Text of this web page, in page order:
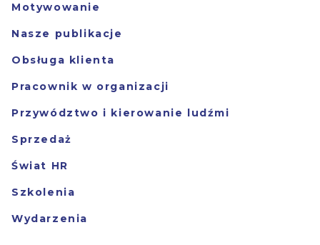
Motywowanie
Nasze publikacje
Obsługa klienta
Pracownik w organizacji
Przywództwo i kierowanie ludźmi
Sprzedaż
Świat HR
Szkolenia
Wydarzenia